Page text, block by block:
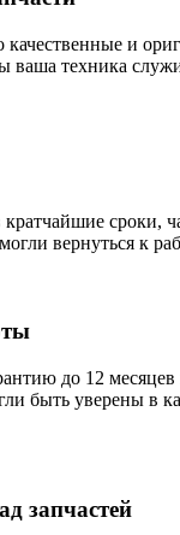
и
ваша техника
сроки,
вернуться к
до 12
быть уверены в
запчастей